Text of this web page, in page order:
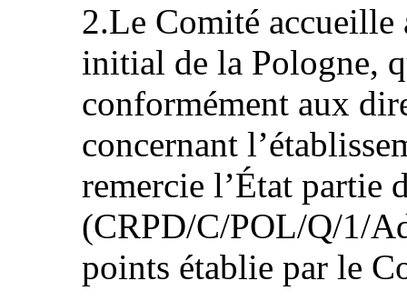
2.Le Comité accueille
initial de la Pologne,
conformément aux
concernant
remercie l’État partie
(CRPD/C/POL/Q/1/
points établie par le